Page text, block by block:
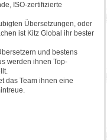
ISO-zertifizierte
Übersetzungen, oder
ist Kitz Global ihr bester
und bestens
werden ihnen Top-
das Team ihnen eine